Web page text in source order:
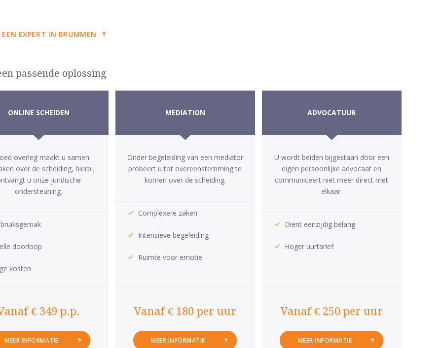
EXPERT IN BRUMMEN
passende oplossing
ONLINE SCHEIDEN
overleg maakt u samen
over de scheiding, hierbij
u onze juridische
ondersteuning.
doorloop
kosten
€ 349 p.p.
MEER INFORMATIE
MEDIATION
Onder begeleiding van een mediator
probeert u tot overeenstemming te
komen over de scheiding.
Complexere zaken
Intensieve begeleiding
Ruimte voor emotie
Vanaf € 180 per uur
MEER INFORMATIE
ADVOCATUUR
U wordt beiden bijgestaan door een
eigen persoonlijke advocaat en
communiceert niet meer direct met
elkaar.
Dient eenzijdig belang
Hoger uurtarief
Vanaf € 250 per uur
MEER INFORMATIE